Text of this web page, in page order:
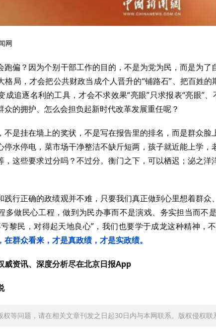
网
跑偏？因为个别干部工作的目的，不是为党为民，而是为
格局，才会把公共财政当成个人晋升的“铺路石”、把百姓
成追逐名利的工具，才会不求效果“亮眼”只求报表“亮眼”
众的拥护、怎么会担负起新时代改革发展重任呢？
不是挂在墙上的奖状，不是写在报告里的排名，而是群众脸
停水停电，菜市场干净整洁不缺斤短两，孩子就近能上学
，这些要求过分吗？不过分。衡门之下，可以栖迟；泌之洋
践行正确的政绩观并不难，只要我们真正做到心里想着群
多做民心工程，做到为民办事而不是演戏、务实担当而不
黎民，对得起天地良心”，我们也要学于成龙这种精神，
在群众看来，才是真政绩，才是实政绩。
威资讯、深度分析尽在北京日报App
权等问题，请在相关文章刊发之日起30日内与本网联系。版权侵权